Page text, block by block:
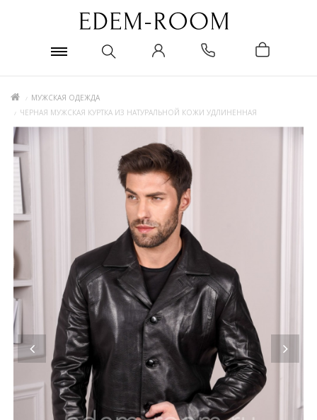
МУЖСКАЯ ОДЕЖДА
ЧЕРНАЯ МУЖСКАЯ КУРТКА ИЗ НАТУРАЛЬНОЙ КОЖИ УДЛИНЕННАЯ